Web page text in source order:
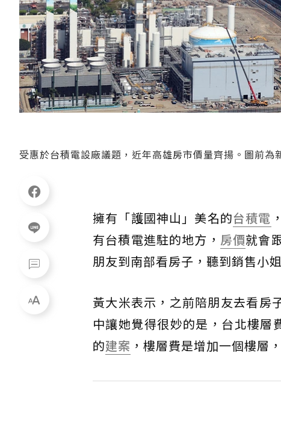
受惠於台積電設廠議題，近年高雄房市價量齊揚。圖前
擁有「護國神山」美名的台積電
有台積電進駐的地方， 房價就會
朋友到南部看房子，聽到銷售小
黃大米表示，之前陪朋友去看房
中讓她覺得很妙的是，台北樓層
的建案 ，樓層費是增加一個樓層